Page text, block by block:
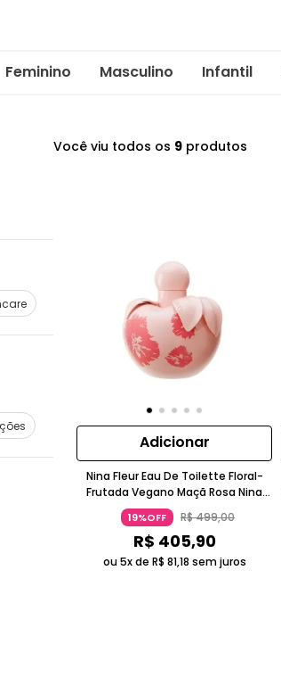
Feminino Masculino Infantil
Você viu todos os 9 produtos
Adicionar
Nina Fleur Eau De Toilette Floral-
Frutada Vegano Maçã Rosa Nina
Ricci
19%OFF R$499,00
R$ 405,90
ou 5x de R$ 81,18 sem juros